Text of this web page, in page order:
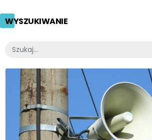
WYSZUKIWANIE